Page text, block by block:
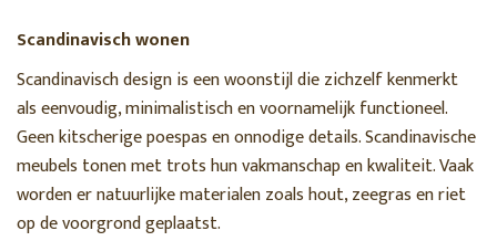
Scandinavisch wonen
Scandinavisch design is een woonstijl die zichzelf kenmerkt
als eenvoudig, minimalistisch en voornamelijk functioneel.
Geen kitscherige poespas en onnodige details. Scandinavische
meubels tonen met trots hun vakmanschap en kwaliteit. Vaak
worden er natuurlijke materialen zoals hout, zeegras en riet
op de voorgrond geplaatst.